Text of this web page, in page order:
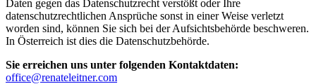
Daten gegen das Datenschutzrecht verstößt oder Ihre
datenschutzrechtlichen Ansprüche sonst in einer Weise verletzt
worden sind, können Sie sich bei der Aufsichtsbehörde beschweren.
In Österreich ist dies die Datenschutzbehörde.
Sie erreichen uns unter folgenden Kontaktdaten:
office@renateleitner.com